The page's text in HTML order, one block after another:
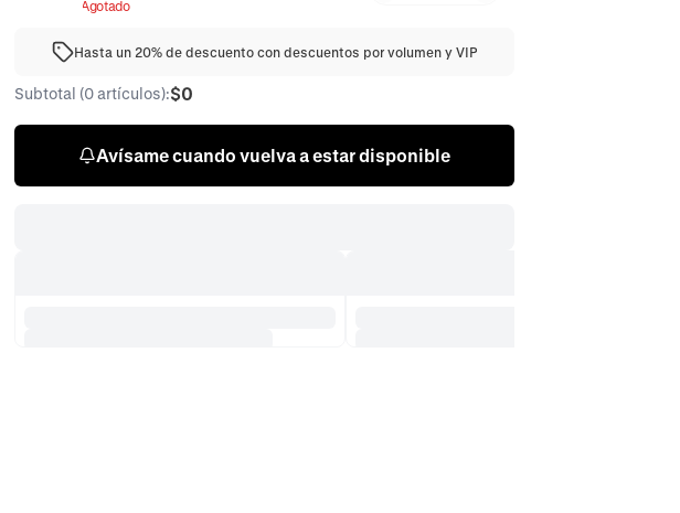
Agotado
Hasta un 20% de descuento con descuentos por volumen y VIP
Subtotal (0 artículos):$0
Avísame cuando vuelva a estar disponible